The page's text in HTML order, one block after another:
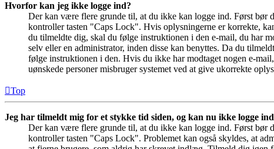
Hvorfor kan jeg ikke logge ind?
Der kan være flere grunde til, at du ikke kan logge ind. Først bør
kontroller tasten "Caps Lock". Hvis oplysningerne er korrekte,
du tilmeldte dig, skal du følge instruktionen i den e-mail, du har
selv eller en administrator, inden disse kan benyttes. Da du
følge instruktionen i den. Hvis du ikke har modtaget nogen e-
uønskede personer misbruger systemet ved at give ukorrekte
Top
Jeg har tilmeldt mig for et stykke tid siden, og kan nu ikke logge
Der kan være flere grunde til, at du ikke kan logge ind. Først bør
kontroller tasten "Caps Lock". Problemet kan også skyldes, at